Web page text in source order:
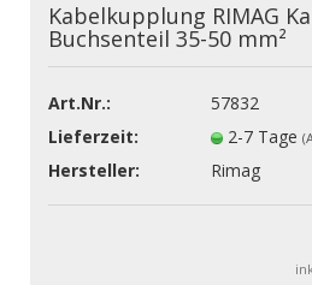
Konto erstellen
Passwort vergessen?
Kabelkupplung RIMAG
Buchsenteil 35-50 mm²
Art.Nr.:
57832
Lieferzeit:
2-7 Tage
Hersteller: Rimag